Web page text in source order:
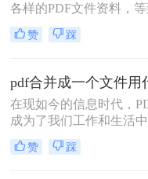
各样的PDF文件资料，
某个知识点时，还要一份
找，超级浪费时间。其实
进行合并就可以啦，传
便！ 那么如何将三个
呢？下面就来分享三个
赞 踩
在现如今的信息时代，
成为了我们工作和生活
一部分。然而，有时候我
样的情况：需要将多个
赞 踩